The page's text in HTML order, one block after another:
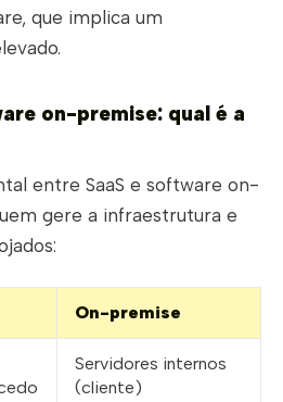
que implica um
on-premise: qual é a
entre SaaS e software on-
gere a infraestrutura e
On-premise
Servidores internos
(cliente)